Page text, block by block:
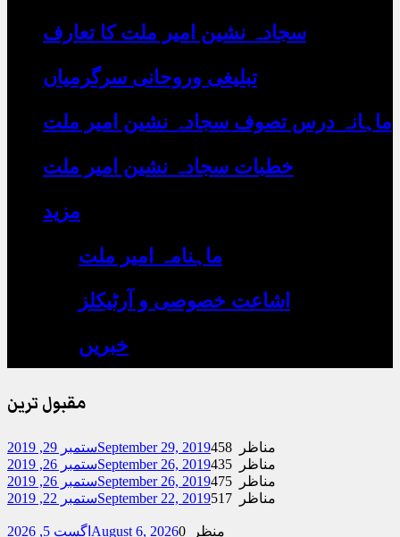
سجادہ نشین امیر ملت کا تعارف
تبلیغی وروحانی سرگرمیاں
ماہانہ درس تصوف سجادہ نشین امیر ملت
خطبات سجادہ نشین امیر ملت
مزید
ماہنامہ امیر ملت
اشاعت خصوصی و آرٹیکلز
خبریں
مقبول ترین
ستمبر 29, 2019September 29, 2019
458 مناظر
ستمبر 26, 2019September 26, 2019
435 مناظر
ستمبر 26, 2019September 26, 2019
475 مناظر
ستمبر 22, 2019September 22, 2019 517 مناظر
اگست 5, 2026 August 6, 2026 0 منظر